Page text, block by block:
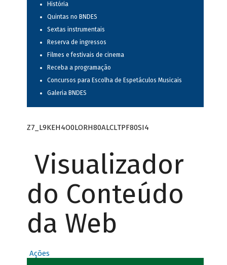
História
Quintas no BNDES
Sextas instrumentais
Reserva de ingressos
Filmes e festivais de cinema
Receba a programação
Concursos para Escolha de Espetáculos Musicais
Galeria BNDES
Z7_L9KEH4O0LORH80ALCLTPF80SI4
Visualizador
do Conteúdo
da Web
Ações